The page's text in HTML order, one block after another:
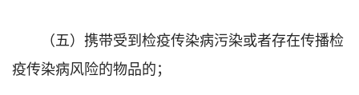
（五）携带受到检疫传染病污染或者存在传播检
疫传染病风险的物品的；